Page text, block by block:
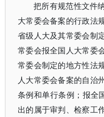
把所有规范性文件
大常委会备案的行政法
省级人大及其常委会制
常委会报全国人大常委
常委会制定的地方性法
人大常委会备案的自治
条例和单行条例；报全
出的属于审判、检察工